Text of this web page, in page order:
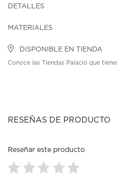
DETALLES
MATERIALES
DISPONIBLE EN TIENDA
Conoce las Tiendas Palacio que
RESEÑAS DE PRODUCTO
Reseñar este producto